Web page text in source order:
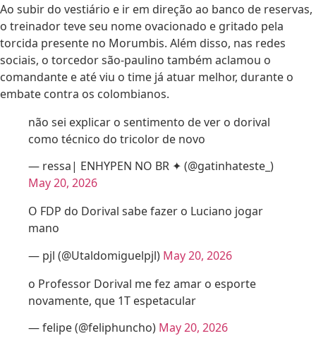
Ao subir do vestiário e ir em direção ao banco de reservas,
o treinador teve seu nome ovacionado e gritado pela
torcida presente no Morumbis. Além disso, nas redes
sociais, o torcedor são-paulino também aclamou o
comandante e até viu o time já atuar melhor, durante o
embate contra os colombianos.
não sei explicar o sentimento de ver o dorival
como técnico do tricolor de novo
— ressa| ENHYPEN NO BR ✦ (@gatinhateste_)
May 20, 2026
O FDP do Dorival sabe fazer o Luciano jogar
mano
— pjl (@Utaldomiguelpjl) May 20, 2026
o Professor Dorival me fez amar o esporte
novamente, que 1T espetacular
— felipe (@feliphuncho) May 20, 2026